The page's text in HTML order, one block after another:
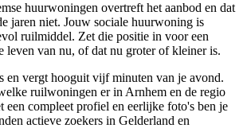
huurwoningen overtreft het aanbod en dat
jaren niet. Jouw sociale huurwoning is
ruilmiddel. Zet die positie in voor een
leven van nu, of dat nu groter of kleiner is.
en vergt hooguit vijf minuten van je avond.
ruilwoningen er in Arnhem en de regio
een compleet profiel en eerlijke foto's ben je
actieve zoekers in Gelderland en